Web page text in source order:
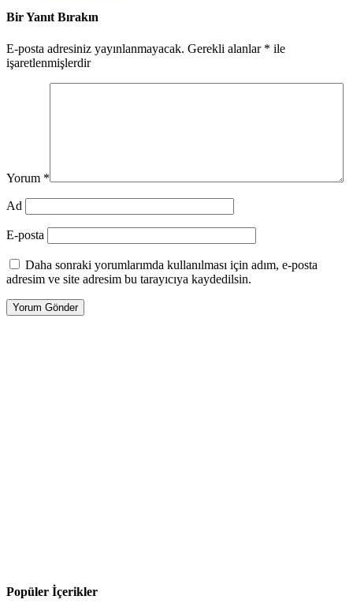
Bir Yanıt Bırakın
E-posta adresiniz yayınlanmayacak. Gerekli alanlar * ile
işaretlenmişlerdir
Yorum *
Ad
E-posta
Daha sonraki yorumlarımda kullanılması için adım, e-posta
adresim ve site adresim bu tarayıcıya kaydedilsin.
Popüler İçerikler